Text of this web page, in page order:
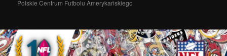
Polskie Centrum Futbolu Amerykańskiego